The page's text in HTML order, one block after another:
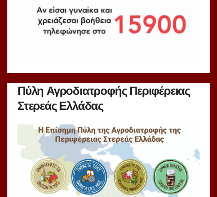
Πύλη Αγροδιατροφής Περιφέρειας
Στερεάς Ελλάδας